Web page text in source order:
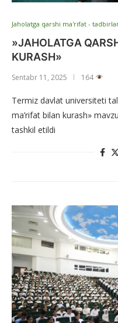
Jaholatga qarshi ma'rifat -
»JAHOLATGA
KURASH»
Sentabr 11, 2025 164
Termiz davlat universiteti
ma’rifat bilan kurash»
tashkil etildi